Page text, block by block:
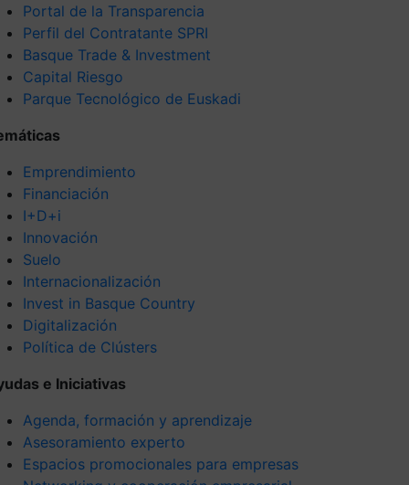
Portal de la Transparencia
Perfil del Contratante SPRI
Basque Trade & Investment
Capital Riesgo
Parque Tecnológico de Euskadi
Emprendimiento
Financiación
I+D+i
Innovación
Suelo
Internacionalización
Invest in Basque Country
Digitalización
Política de Clústers
e Iniciativas
Agenda, formación y aprendizaje
Asesoramiento experto
Espacios promocionales para empresas